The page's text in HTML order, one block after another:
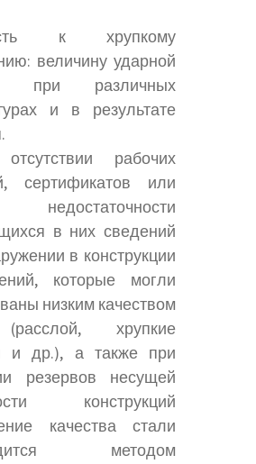
к хрупкому
величину ударной
при различных
и в результате
рабочих
сертификатов или
в них сведений
в конструкции
которые могли
низким качеством
хрупкие
и др.), а также при
резервов несущей
конструкций
качества стали
методом